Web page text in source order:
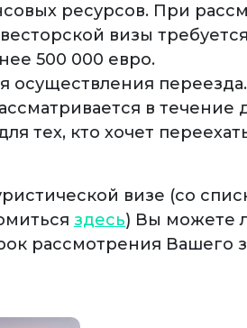
ресурсов. При
визы
500 000 евро.
осуществления
в течение
тех, кто хочет
визе (со
здесь) Вы можете
рассмотрения Вашего